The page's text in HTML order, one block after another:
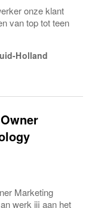
onze klant
van top tot teen
Holland
Marketing
werk jij aan het